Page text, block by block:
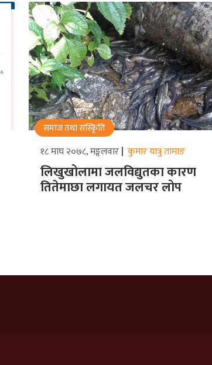
समाज तथा संस्किृति
१८ माघ २०७८, मङ्गलवार कुमार यात्रु तामाङ
लिखुखोलामा जलविद्युतका कारण
तितेमाछा लगायत जलचर लोप